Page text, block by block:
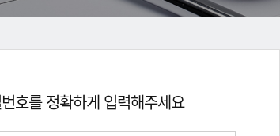
호를 정확하게 입력해주세요